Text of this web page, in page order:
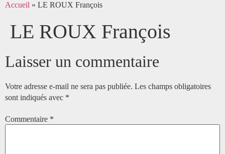
Accueil » LE ROUX François
LE ROUX François
Laisser un commentaire
Votre adresse e-mail ne sera pas publiée. Les champs obligatoires
sont indiqués avec *
Commentaire *